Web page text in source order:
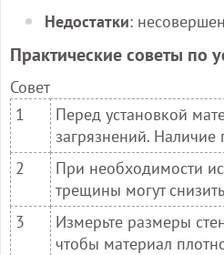
Недостатки:
Практические советы по
Совет
1
Перед установкой
загрязнений. Наличие
2
При необходимости
трещины могут
3
Измерьте размеры
чтобы материал